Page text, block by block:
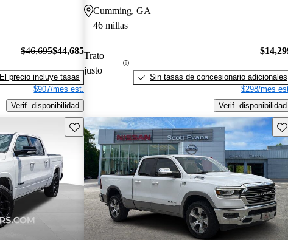
$46,695$44,685
El precio incluye tasas
$907/mes est.
Verif. disponibilidad
Cumming, GA
46 millas
Trato
justo
Sin tasas de concesionario adicionales
$298/mes
Verif. disponibilidad
Guarda este Aviso